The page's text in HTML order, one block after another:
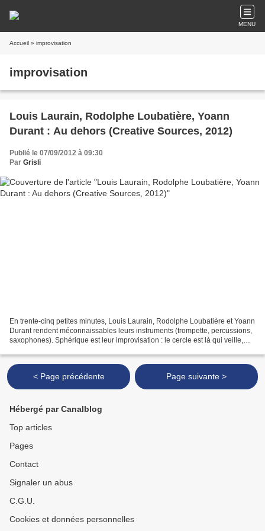
MENU
Accueil » improvisation
improvisation
Louis Laurain, Rodolphe Loubatière, Yoann
Durant : Au dehors (Creative Sources, 2012)
Publié le 07/09/2012 à 09:30
Par Grisli
En trente-cinq petites minutes, Louis Laurain, Rodolphe Loubatière et Yoann
Durant rendent méconnaissables leurs instruments (trompette, percussions,
saxophones). Sphérique est leur improvisation : le cercle est là qui veille,
< Page précédente Page suivante >
Hébergé par Canalblog
Top articles
Pages
Contact
Signaler un abus
C.G.U.
Cookies et données personnelles